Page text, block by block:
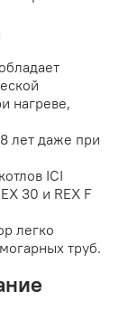
нагреве,
лет даже при
ICI
30 и REX F
легко
труб.